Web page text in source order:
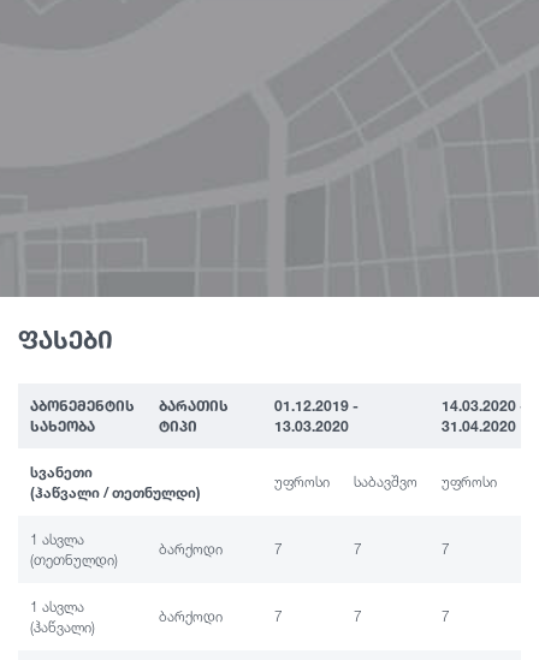
ფასები
ᲐᲑᲝᲜᲔᲛᲔᲜᲢᲘᲡ
ᲡᲐᲮᲔᲝᲑᲐ
ᲑᲐᲠᲐᲗᲘᲡ
ᲢᲘᲞᲘ
01.12.2019 -
13.03.2020
14.03.2020 -
31.04.2020
სვანეთი
(ჰაწვალი / თეთნულდი)
უფროსი საბავშვო უფროსი
1 ასვლა
(თეთნულდი)
ბარქოდი 7 7 7
1 ასვლა
(ჰაწვალი)
ბარქოდი 7 7 7